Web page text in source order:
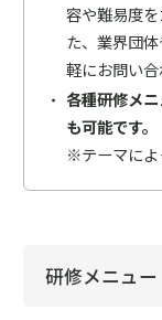
容や難易度
た、業界団
軽にお問い合
各種研修メ
も可能です。
※テーマによ
研修メニュー